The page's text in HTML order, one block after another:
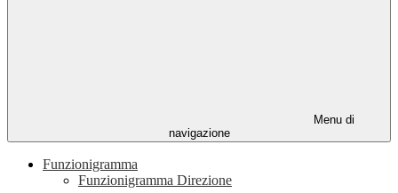
Menu di
navigazione
Funzionigramma
Funzionigramma Direzione